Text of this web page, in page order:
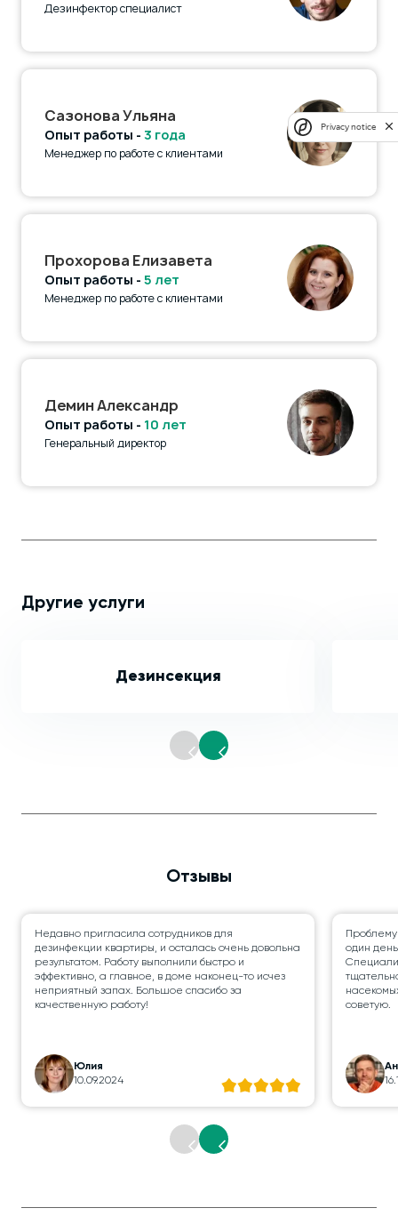
Дезинфектор специалист
Сазонова Ульяна
Опыт работы - 3 года
Менеджер по работе с клиентами
Прохорова Елизавета
Опыт работы - 5 лет
Менеджер по работе с клиентами
Демин Александр
Опыт работы - 10 лет
Генеральный директор
Другие услуги
Дезинсекция
Отзывы
Недавно пригласила сотрудников для
дезинфекции квартиры, и осталась очень довольна
результатом. Работу выполнили быстро и
эффективно, а главное, в доме наконец-то исчез
неприятный запах. Большое спасибо за
качественную работу!
Юлия
10.09.2024
один
советую.
Privacy notice